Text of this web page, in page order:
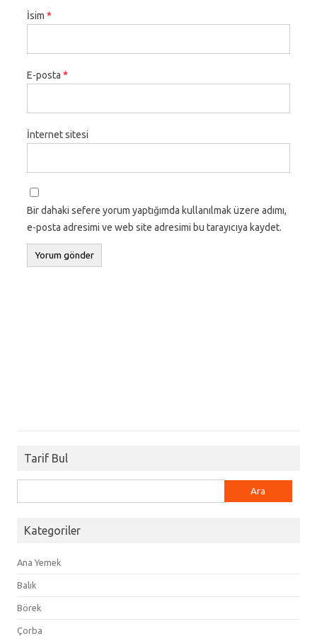
İsim *
E-posta *
İnternet sitesi
Bir dahaki sefere yorum yaptığımda kullanılmak üzere adımı,
e-posta adresimi ve web site adresimi bu tarayıcıya kaydet.
Tarif Bul
Kategoriler
Ana Yemek
Balık
Börek
Çorba